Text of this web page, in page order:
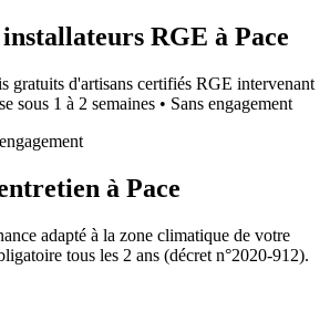
installateurs RGE à Pace
gratuits d'artisans certifiés RGE intervenant
sous 1 à 2 semaines • Sans engagement
à Pace
adapté à la zone climatique de votre
tous les 2 ans (décret n°2020-912).